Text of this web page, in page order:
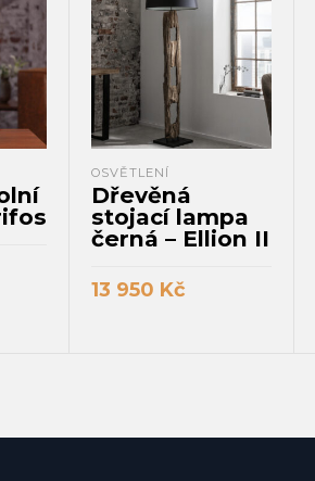
OSVĚTLENÍ
Dřevěná
stojací lampa
černá – Ellion II
13 950 Kč